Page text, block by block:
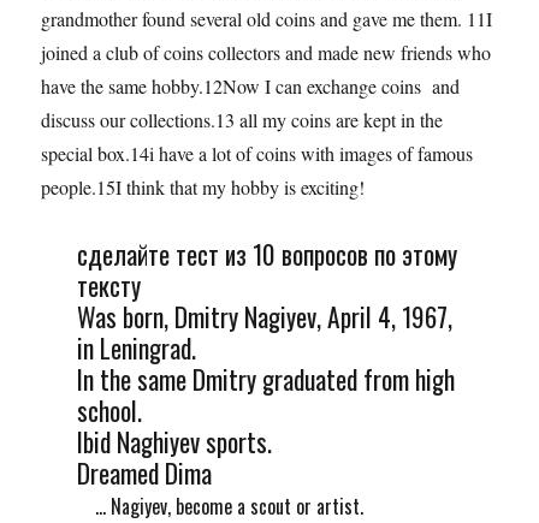
grandmother found several old coins and gave me them. 11I
joined a club of coins collectors and made new friends who
have the same hobby.12Now I can exchange coins and
discuss our collections.13 all my coins are kept in the
special box.14i have a lot of coins with images of famous
people.15I think that my hobby is exciting!
сделайте тест из 10 вопросов по этому
тексту
Was born, Dmitry Nagiyev, April 4, 1967,
in Leningrad.
In the same Dmitry graduated from high
school.
Ibid Naghiyev sports.
Dreamed Dima
... Nagiyev, become a scout or artist.